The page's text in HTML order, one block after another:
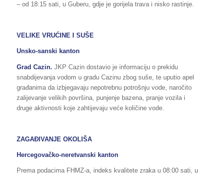
– od 18:15 sati, u Guberu, gdje je gorijela trava i nisko rastinje.
VELIKE VRUĆINE I SUŠE
Unsko-sanski kanton
Grad Cazin. JKP Cazin dostavio je informaciju o prekidu
snabdijevanja vodom u gradu Cazinu zbog suše, te uputio apel
građanima da izbjegavaju nepotrebnu potrošnju vode, naročito
zalijevanje velikih površina, punjenje bazena, pranje vozila i
druge aktivnosti koje zahtijevaju veće količine vode.
ZAGAĐIVANJE OKOLIŠA
Hercegovačko-neretvanski kanton
Prema podacima FHMZ-a, indeks kvalitete zraka u 08:00 sati, u